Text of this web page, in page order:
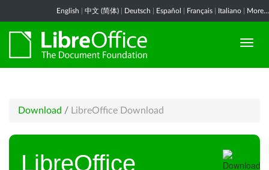
English 中文 (简体) Deutsch Español Français Italiano More...
Download / LibreOffice Download
LibreOffice